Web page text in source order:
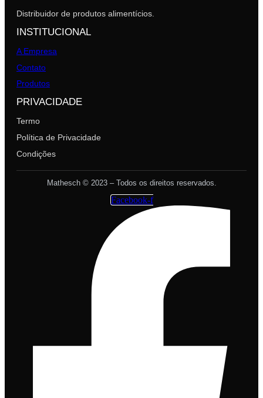
Distribuidor de produtos alimentícios.
INSTITUCIONAL
A Empresa
Contato
Produtos
PRIVACIDADE
Termo
Política de Privacidade
Condições
Mathesch © 2023 – Todos os direitos reservados.
Facebook-f